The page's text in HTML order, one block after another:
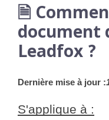
🗎
document
Leadfox ?
Dernière mise à jour :
S'applique à :